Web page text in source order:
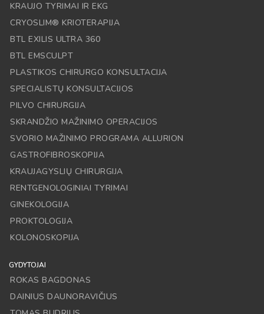
KRAUJO TYRIMAI IR EKG
CRYOSLIM® KRIOTERAPIJA
BTL EXILIS ULTRA 360
BTL EMSCULPT
PLASTIKOS CHIRURGO KONSULTACIJA
SPECIALISTŲ KONSULTACIJOS
PILVO CHIRURGIJA
SKRANDŽIO MAŽINIMO OPERACIJOS
SVORIO MAŽINIMO PROGRAMA ALLURION
GASTROFIBROSKOPIJA
KRAUJAGYSLIŲ CHIRURGIJA
RENTGENOLOGINIAI TYRIMAI
GINEKOLOGIJA
PROKTOLOGIJA
KOLONOSKOPIJA
GYDYTOJAI
ROKAS BAGDONAS
DAINIUS DAUNORAVIČIUS